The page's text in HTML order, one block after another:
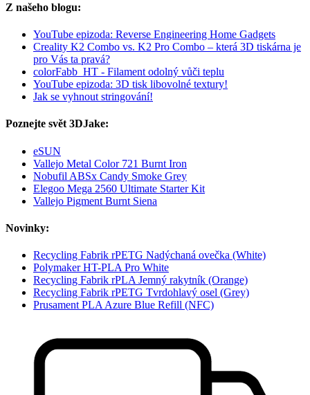
Z našeho blogu:
YouTube epizoda: Reverse Engineering Home Gadgets
Creality K2 Combo vs. K2 Pro Combo – která 3D tiskárna je
pro Vás ta pravá?
colorFabb_HT - Filament odolný vůči teplu
YouTube epizoda: 3D tisk libovolné textury!
Jak se vyhnout stringování!
Poznejte svět 3DJake:
eSUN
Vallejo Metal Color 721 Burnt Iron
Nobufil ABSx Candy Smoke Grey
Elegoo Mega 2560 Ultimate Starter Kit
Vallejo Pigment Burnt Siena
Novinky:
Recycling Fabrik rPETG Nadýchaná ovečka (White)
Polymaker HT-PLA Pro White
Recycling Fabrik rPLA Jemný rakytník (Orange)
Recycling Fabrik rPETG Tvrdohlavý osel (Grey)
Prusament PLA Azure Blue Refill (NFC)